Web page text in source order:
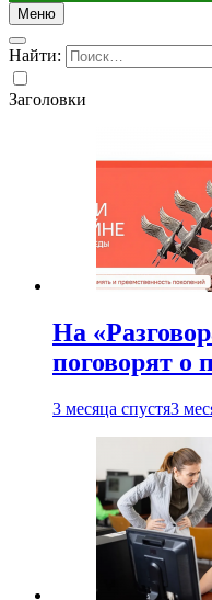
Меню
Найти:
Заголовки
На
поговорят о
3 месяца спустя3